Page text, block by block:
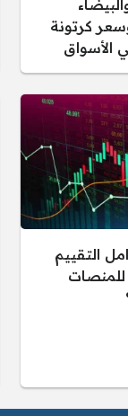
كرتونة
الأسواق
التقييم
للمنصات